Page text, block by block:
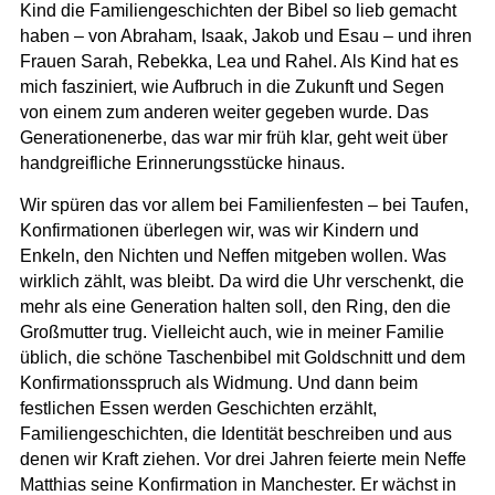
Kind die Familiengeschichten der Bibel so lieb gemacht
haben – von Abraham, Isaak, Jakob und Esau – und ihren
Frauen Sarah, Rebekka, Lea und Rahel. Als Kind hat es
mich fasziniert, wie Aufbruch in die Zukunft und Segen
von einem zum anderen weiter gegeben wurde. Das
Generationenerbe, das war mir früh klar, geht weit über
handgreifliche Erinnerungsstücke hinaus.
Wir spüren das vor allem bei Familienfesten – bei Taufen,
Konfirmationen überlegen wir, was wir Kindern und
Enkeln, den Nichten und Neffen mitgeben wollen. Was
wirklich zählt, was bleibt. Da wird die Uhr verschenkt, die
mehr als eine Generation halten soll, den Ring, den die
Großmutter trug. Vielleicht auch, wie in meiner Familie
üblich, die schöne Taschenbibel mit Goldschnitt und dem
Konfirmationsspruch als Widmung. Und dann beim
festlichen Essen werden Geschichten erzählt,
Familiengeschichten, die Identität beschreiben und aus
denen wir Kraft ziehen. Vor drei Jahren feierte mein Neffe
Matthias seine Konfirmation in Manchester. Er wächst in